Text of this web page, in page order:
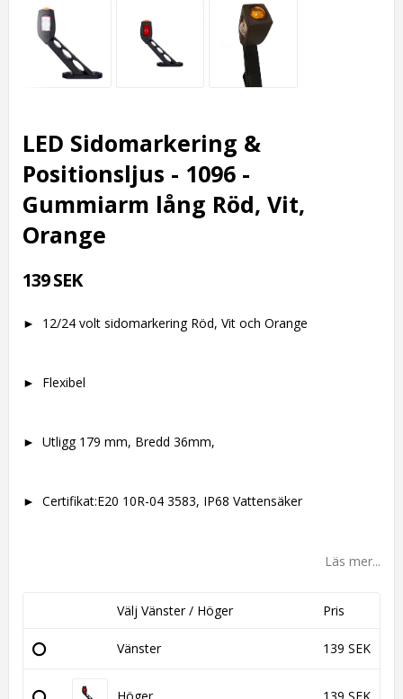
LED Sidomarkering &
Positionsljus - 1096 -
Gummiarm lång Röd, Vit,
Orange
139 SEK
► 12/24 volt sidomarkering Röd, Vit och Orange
► Flexibel
► Utligg 179 mm, Bredd 36mm,
► Certifikat:E20 10R-04 3583, IP68 Vattensäker
Läs mer...
Välj Vänster / Höger Pris
Vänster 139 SEK
Höger 139 SEK